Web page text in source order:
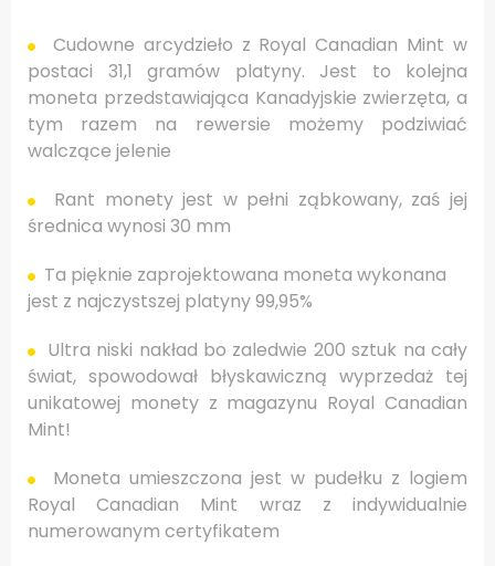
Cudowne arcydzieło z Royal Canadian Mint w
postaci 31,1 gramów platyny. Jest to kolejna
moneta przedstawiająca Kanadyjskie zwierzęta, a
tym razem na rewersie możemy podziwiać
walczące jelenie
Rant monety jest w pełni ząbkowany, zaś jej
średnica wynosi 30 mm
Ta pięknie zaprojektowana moneta wykonana
jest z najczystszej platyny99,95%
Ultra niski nakład bo zaledwie 200 sztuk na cały
świat, spowodował błyskawiczną wyprzedaż tej
unikatowej monetyz magazynu Royal Canadian
Mint!
Moneta umieszczona jest w pudełku z logiem
Royal Canadian Mint wraz z
indywidualnie
numerowanym certyfikatem